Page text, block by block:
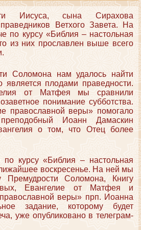
Иисуса, сына Сирахова
Ветхого Завета. На
по курсу «Библия – настольная
из них прославлен выше всего
Соломона нам удалось найти
является плодами праведности.
от Матфея мы сравнили
понимание субботства.
православной веры» помогало
Иоанн Дамаскин
о том, что Отец более
курсу «Библия – настольная
воскресенье. На ней мы
Премудрости Соломона, Книгу
Евангелие от Матфея и
веры» прп. Иоанна
задание, которому будет
уже опубликовано в телеграм-